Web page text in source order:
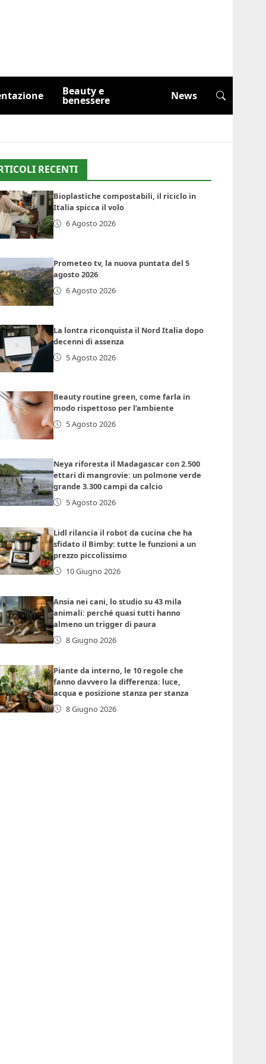
Beauty e
benessere News
RECENTI
Bioplastiche compostabili, il riciclo in
Italia spicca il volo
6 Agosto 2026
Prometeo tv, la nuova puntata del 5
agosto 2026
6 Agosto 2026
La lontra riconquista il Nord Italia dopo
decenni di assenza
5 Agosto 2026
Beauty routine green, come farla in
modo rispettoso per l’ambiente
5 Agosto 2026
Neya riforesta il Madagascar con 2.500
ettari di mangrovie: un polmone verde
grande 3.300 campi da calcio
5 Agosto 2026
Lidl rilancia il robot da cucina che ha
sfidato il Bimby: tutte le funzioni a un
prezzo piccolissimo
10 Giugno 2026
Ansia nei cani, lo studio su 43 mila
animali: perché quasi tutti hanno
almeno un trigger di paura
8 Giugno 2026
Piante da interno, le 10 regole che
fanno davvero la differenza: luce,
acqua e posizione stanza per stanza
8 Giugno 2026